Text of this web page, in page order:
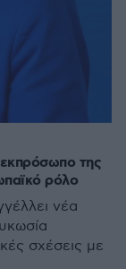
της
ρόλο
νέα
σχέσεις με